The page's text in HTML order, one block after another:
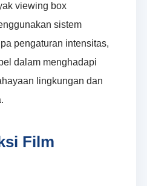
viewing box
sistem
pengaturan intensitas,
dalam menghadapi
lingkungan dan
Film